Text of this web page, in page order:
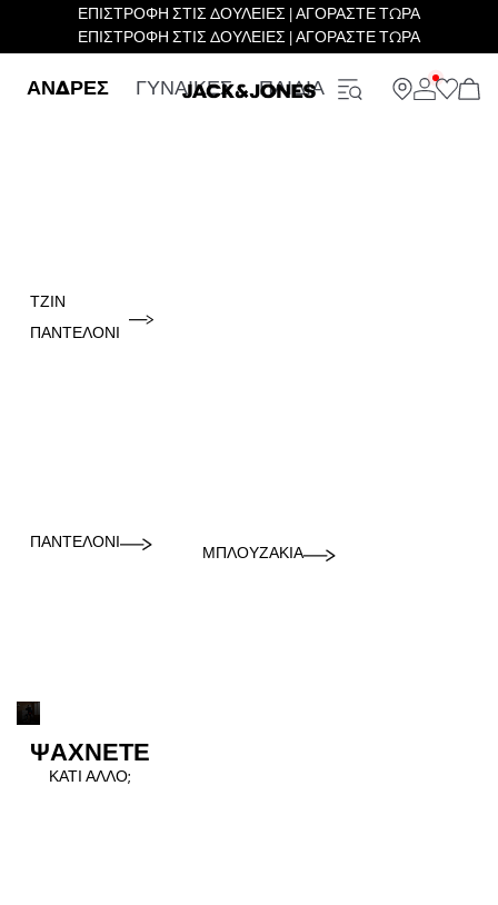
ΕΠΙΣΤΡΟΦΗ ΣΤΙΣ ΔΟΥΛΕΙΕΣ | ΑΓΟΡΑΣΤΕ ΤΩΡΑ
ΕΠΙΣΤΡΟΦΗ ΣΤΙΣ ΔΟΥΛΕΙΕΣ | ΑΓΟΡΑΣΤΕ ΤΩΡΑ
ΑΝΔΡΕΣ ΓΥΝΑΙΚΕΣ ΠΑΙΔΙΑ
ΤΖΙΝ
ΠΑΝΤΕΛΌΝΙ
ΠΑΝΤΕΛΌΝΙ
ΜΠΛΟΥΖΆΚΙΑ
ΨΑΧΝΕΤΕ
ΚΑΤΙ ΑΛΛΟ;